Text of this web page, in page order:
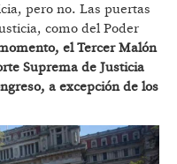
pero no. Las puertas
como del Poder
el Tercer Malón
Suprema de Justicia
a excepción de los